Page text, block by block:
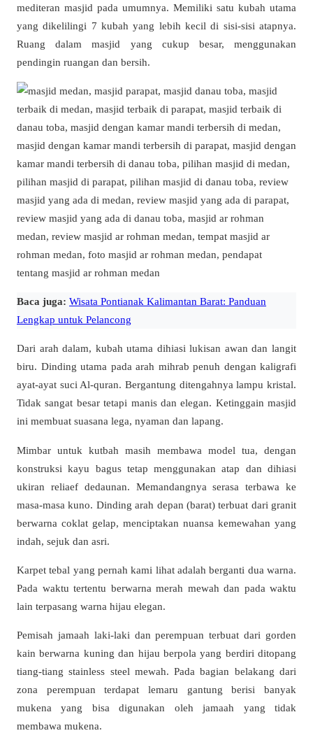
mediteran masjid pada umumnya. Memiliki satu kubah utama
yang dikelilingi 7 kubah yang lebih kecil di sisi-sisi atapnya.
Ruang dalam masjid yang cukup besar, menggunakan
pendingin ruangan dan bersih.
Baca juga: Wisata Pontianak Kalimantan Barat: Panduan
Lengkap untuk Pelancong
Dari arah dalam, kubah utama dihiasi lukisan awan dan langit
biru. Dinding utama pada arah mihrab penuh dengan kaligrafi
ayat-ayat suci Al-quran. Bergantung ditengahnya lampu kristal.
Tidak sangat besar tetapi manis dan elegan. Ketinggain masjid
ini membuat suasana lega, nyaman dan lapang.
Mimbar untuk kutbah masih membawa model tua, dengan
konstruksi kayu bagus tetap menggunakan atap dan dihiasi
ukiran reliaef dedaunan. Memandangnya serasa terbawa ke
masa-masa kuno. Dinding arah depan (barat) terbuat dari granit
berwarna coklat gelap, menciptakan nuansa kemewahan yang
indah, sejuk dan asri.
Karpet tebal yang pernah kami lihat adalah berganti dua warna.
Pada waktu tertentu berwarna merah mewah dan pada waktu
lain terpasang warna hijau elegan.
Pemisah jamaah laki-laki dan perempuan terbuat dari gorden
kain berwarna kuning dan hijau berpola yang berdiri ditopang
tiang-tiang stainless steel mewah. Pada bagian belakang dari
zona perempuan terdapat lemaru gantung berisi banyak
mukena yang bisa digunakan oleh jamaah yang tidak
membawa mukena.